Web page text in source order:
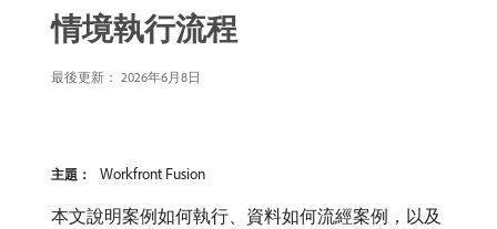
情境執行流程
最後更新： 2026年6月8日
主題： Workfront Fusion
本文說明案例如何執行、資料如何流經案例，以及